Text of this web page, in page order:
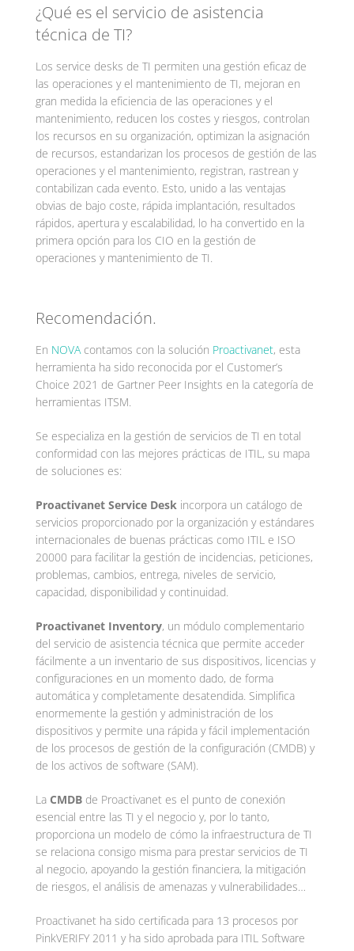
¿Qué es el servicio de asistencia
técnica de TI?
Los service desks de TI permiten una gestión eficaz de
las operaciones y el mantenimiento de TI, mejoran en
gran medida la eficiencia de las operaciones y el
mantenimiento, reducen los costes y riesgos, controlan
los recursos en su organización, optimizan la asignación
de recursos, estandarizan los procesos de gestión de las
operaciones y el mantenimiento, registran, rastrean y
contabilizan cada evento. Esto, unido a las ventajas
obvias de bajo coste, rápida implantación, resultados
rápidos, apertura y escalabilidad, lo ha convertido en la
primera opción para los CIO en la gestión de
operaciones y mantenimiento de TI.
Recomendación.
En NOVAcontamos con la solución Proactivanet, esta
herramienta ha sido reconocida por el Customer’s
Choice 2021 de Gartner Peer Insights en la categoría de
herramientas ITSM.
Se especializa en la gestión de servicios de TI en total
conformidad con las mejores prácticas de ITIL, su mapa
de soluciones es:
Proactivanet Service Deskincorpora un catálogo de
servicios proporcionado por la organización y estándares
internacionales de buenas prácticas como ITIL e ISO
20000 para facilitar la gestión de incidencias, peticiones,
problemas, cambios, entrega, niveles de servicio,
capacidad, disponibilidad y continuidad.
Proactivanet Inventory, un módulo complementario
del servicio de asistencia técnica que permite acceder
fácilmente a un inventario de sus dispositivos, licencias y
configuraciones en un momento dado, de forma
automática y completamente desatendida. Simplifica
enormemente la gestión y administración de los
dispositivos y permite una rápida y fácil implementación
de los procesos de gestión de la configuración (CMDB) y
de los activos de software (SAM).
La CMDBde Proactivanet es el punto de conexión
esencial entre las TI y el negocio y, por lo tanto,
proporciona un modelo de cómo la infraestructura de TI
se relaciona consigo misma para prestar servicios de TI
al negocio, apoyando la gestión financiera, la mitigación
de riesgos, el análisis de amenazas y vulnerabilidades…
Proactivanet ha sido certificada para 13 procesos por
PinkVERIFY 2011 y ha sido aprobada para ITIL Software